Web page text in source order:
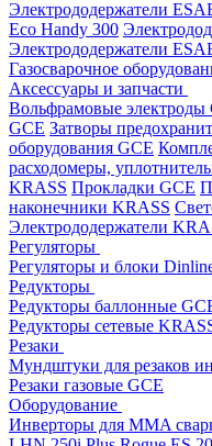
Электрододержатели
Eco Handy 300
Электрододержатели
Газосварочное
Аксессуары и запчасти
Вольфрамовые электроды
GCE Затворы
оборудования GCE
расходомеры,
KRASS Прокладки GCE
наконечники KRASS
Электрододержатели
Регуляторы
Регуляторы и блоки
Редукторы
Редукторы баллонные
Редукторы сетевые
Резаки
Мундштуки для резаков
Резаки газовые GCE
Оборудование
Инверторы для MMA